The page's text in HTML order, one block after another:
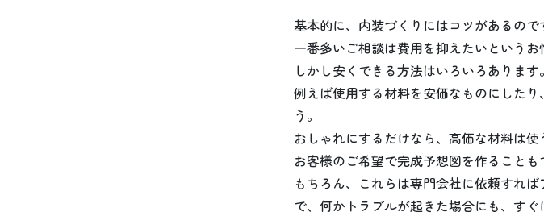
基本的に、内装づくりにはコツがあるので
一番多いご相談は費用を抑えたいというお
しかし安くできる方法はいろいろあります。
例えば使用する材料を安価なものにした
う。
おしゃれにするだけなら、高価な材料は使
お客様のご希望で完成予想図を作ることも
もちろん、これらは専門会社に依頼すれ
で、何かトラブルが起きた場合にも、すぐ